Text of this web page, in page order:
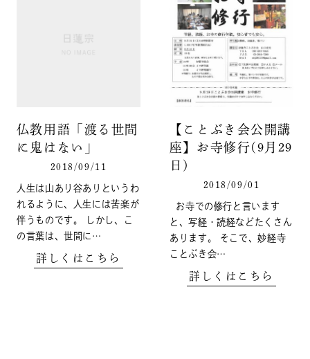
仏教用語「渡る世間
に鬼はない」
2018/09/11
人生は山あり谷ありというわ
れるように、人生には苦楽が
伴うものです。 しかし、こ
の言葉は、世間に…
詳しくはこちら
【ことぶき会公開講
座】お寺修行(9月29
日)
2018/09/01
お寺での修行と言います
と、写経・読経などたくさん
あります。 そこで、妙経寺
ことぶき会…
詳しくはこちら